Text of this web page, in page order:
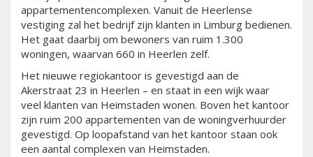
appartementencomplexen. Vanuit de Heerlense
vestiging zal het bedrijf zijn klanten in Limburg bedienen.
Het gaat daarbij om bewoners van ruim 1.300
woningen, waarvan 660 in Heerlen zelf.
Het nieuwe regiokantoor is gevestigd aan de
Akerstraat 23 in Heerlen – en staat in een wijk waar
veel klanten van Heimstaden wonen. Boven het kantoor
zijn ruim 200 appartementen van de woningverhuurder
gevestigd. Op loopafstand van het kantoor staan ook
een aantal complexen van Heimstaden.